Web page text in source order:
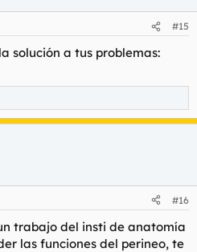
#15
solución a tus problemas:
#16
trabajo del insti de anatomía
las funciones del perineo, te